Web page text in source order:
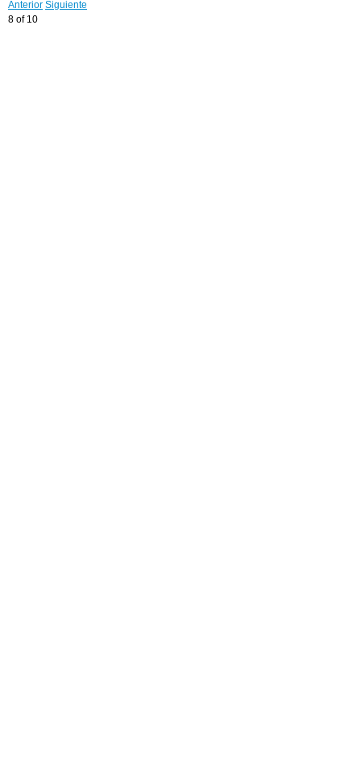
Anterior Siguiente
8 of 10